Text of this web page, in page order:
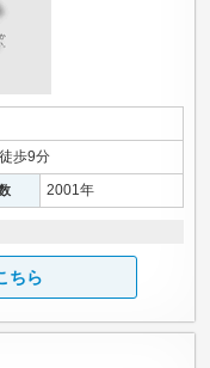
歩9分
2001年
ちら